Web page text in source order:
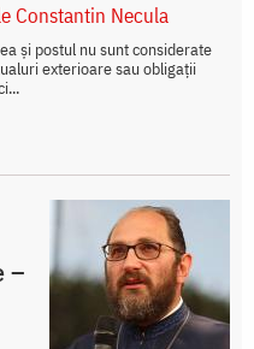
Constantin Necula
și postul nu sunt considerate
exterioare sau obligații
–